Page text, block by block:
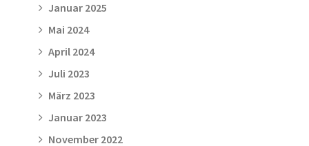
Januar 2025
Mai 2024
April 2024
Juli 2023
März 2023
Januar 2023
November 2022